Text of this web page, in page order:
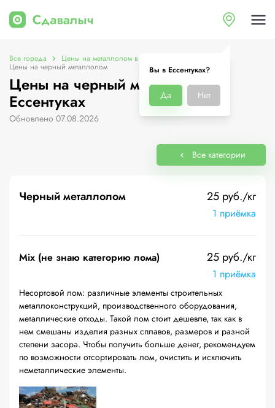
Вы в Ессентуках?
Да Нет
Все города Цены на металлолом в Ессентуках
Цены на черный металлолом
Цены на черный металлолом в
Ессентуках
Обновлено 07.08.2026
Все категории
Черный металлолом 25 руб./кг
1 приёмка
Mix (не знаю категорию лома) 25 руб./кг
1 приёмка
Несортовой лом: различные элементы строительных
металлоконструкций, производственного оборудования,
металлические отходы. Такой лом стоит дешевле, так как в
нем смешаны изделия разных сплавов, размеров и разной
степени засора. Чтобы получить больше денег, рекомендуем
по возможности отсортировать лом, очистить и исключить
неметаллические элементы.